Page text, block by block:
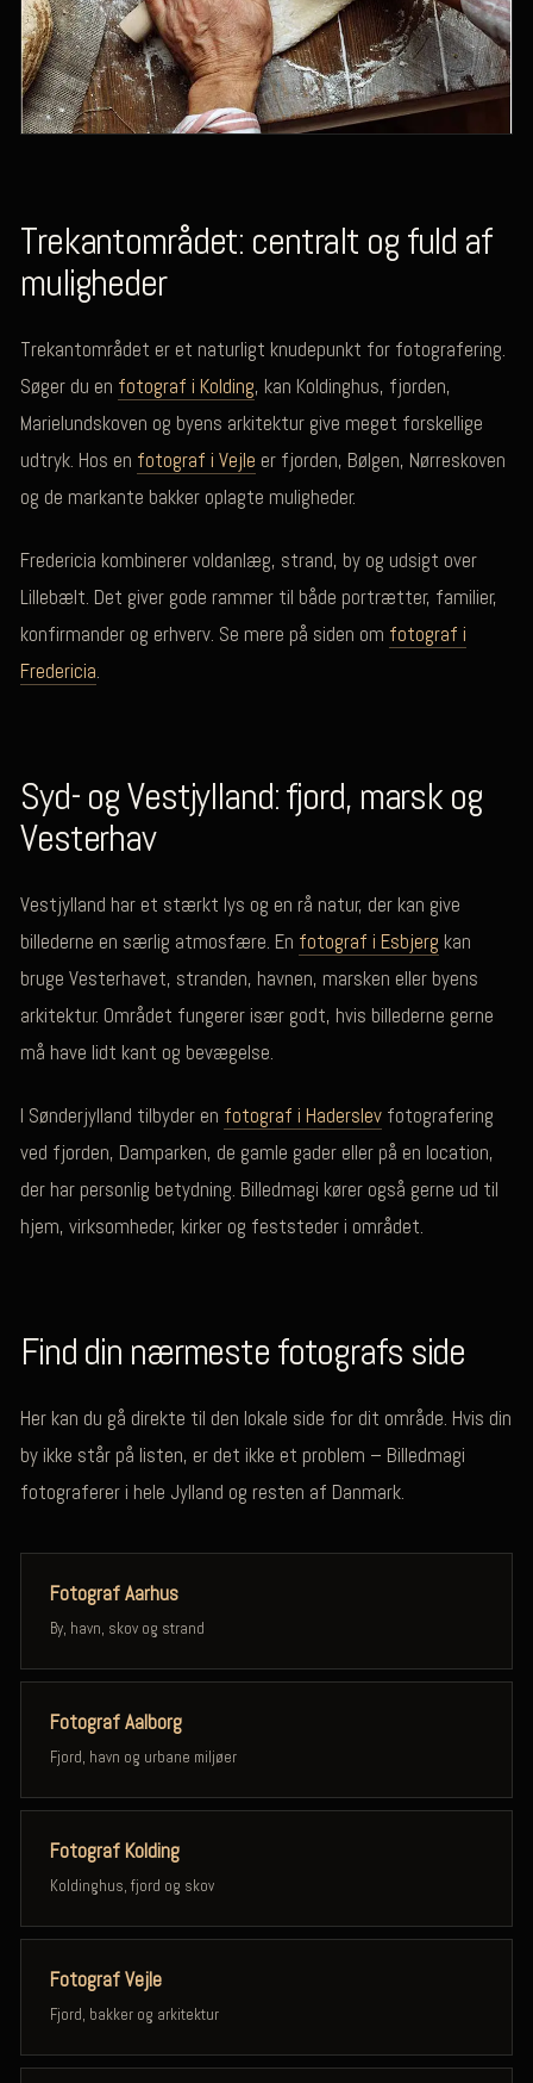
Trekantområdet: centralt og fuld af
muligheder
Trekantområdet er et naturligt knudepunkt for fotografering.
Søger du en fotograf i Kolding, kan Koldinghus, fjorden,
Marielundskoven og byens arkitektur give meget forskellige
udtryk. Hos en fotograf i Vejle er fjorden, Bølgen, Nørreskoven
og de markante bakker oplagte muligheder.
Fredericia kombinerer voldanlæg, strand, by og udsigt over
Lillebælt. Det giver gode rammer til både portrætter, familier,
konfirmander og erhverv. Se mere på siden om fotograf i
Fredericia.
Syd- og Vestjylland: fjord, marsk og
Vesterhav
Vestjylland har et stærkt lys og en rå natur, der kan give
billederne en særlig atmosfære. En fotograf i Esbjerg kan
bruge Vesterhavet, stranden, havnen, marsken eller byens
arkitektur. Området fungerer især godt, hvis billederne gerne
må have lidt kant og bevægelse.
I Sønderjylland tilbyder en fotograf i Haderslev fotografering
ved fjorden, Damparken, de gamle gader eller på en location,
der har personlig betydning. Billedmagi kører også gerne ud til
hjem, virksomheder, kirker og feststeder i området.
Find din nærmeste fotografs side
Her kan du gå direkte til den lokale side for dit område. Hvis din
by ikke står på listen, er det ikke et problem – Billedmagi
fotograferer i hele Jylland og resten af Danmark.
Fotograf Aarhus
By, havn, skov og strand
Fotograf Aalborg
Fjord, havn og urbane miljøer
Fotograf Kolding
Koldinghus, fjord og skov
Fotograf Vejle
Fjord, bakker og arkitektur